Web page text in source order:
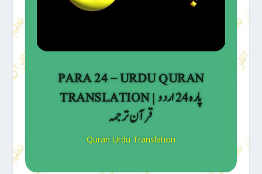
PARA 24 – URDU QURAN
TRANSLATION | پارہ 24 اردو
قرآن ترجمہ
Quran Urdu Translation